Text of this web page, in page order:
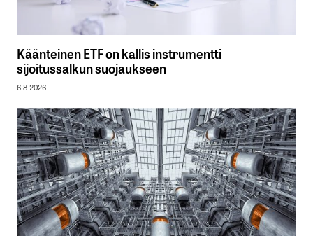
Käänteinen ETF on kallis instrumentti
sijoitussalkun suojaukseen
6.8.2026